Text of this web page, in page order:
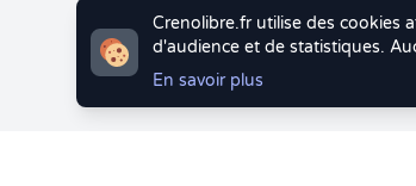
Crenolibre.fr utilise des cookies
d'audience et de statistiques.
En savoir plus